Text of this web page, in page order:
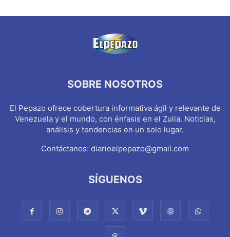
SOBRE NOSOTROS
El Pepazo ofrece cobertura informativa ágil y relevante de
Venezuela y el mundo, con énfasis en el Zulia. Noticias,
análisis y tendencias en un solo lugar.
Contáctanos: diarioelpepazo@gmail.com
SÍGUENOS